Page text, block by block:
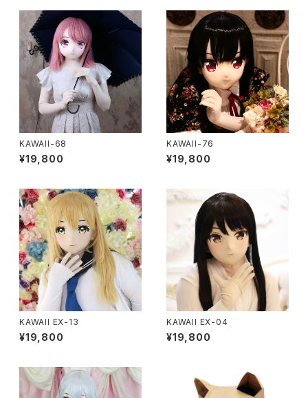
KAWAII-68
¥19,800
KAWAII-76
¥19,800
KAWAII EX-13
¥19,800
KAWAII EX-04
¥19,800